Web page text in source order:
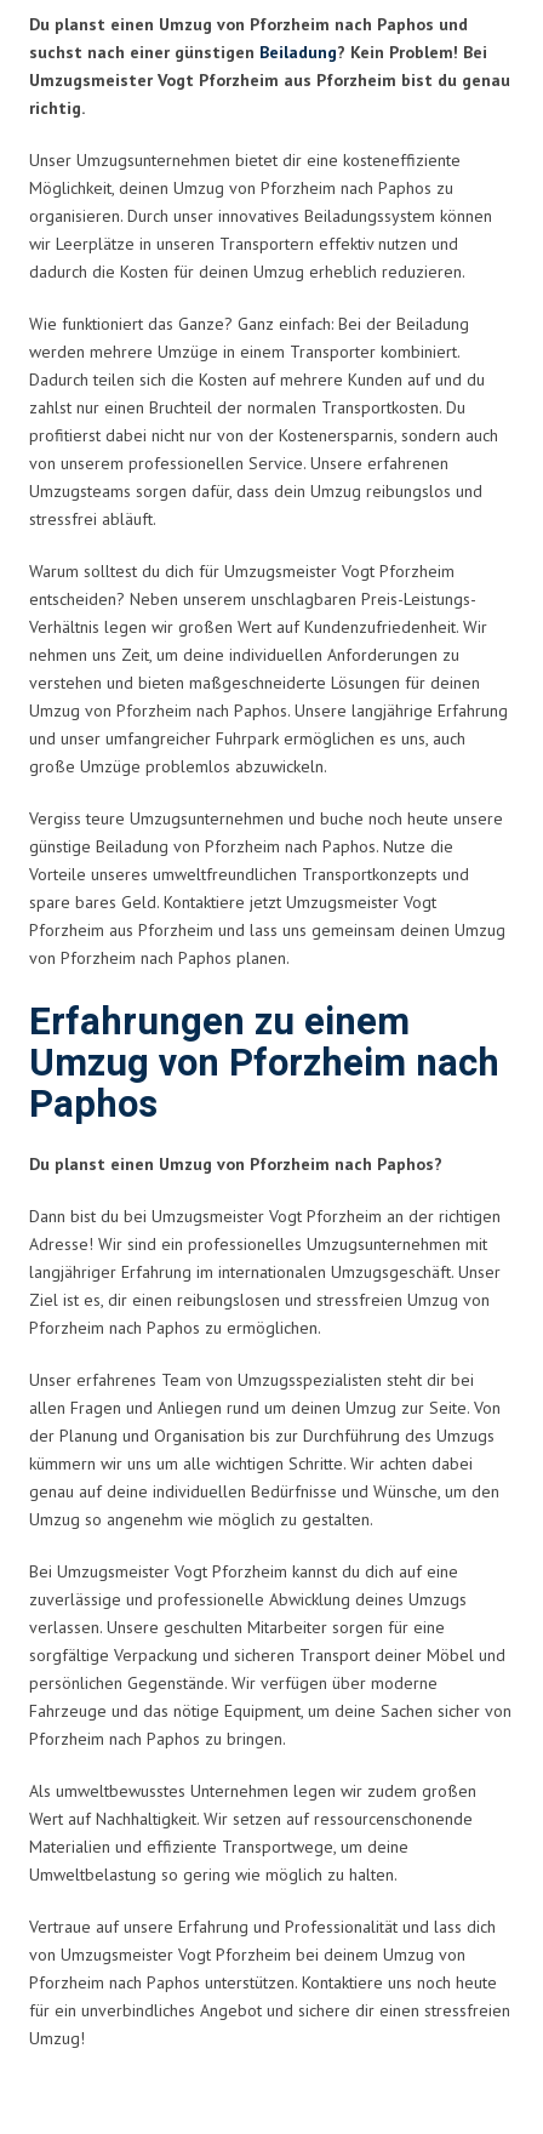
Du planst einen Umzug von Pforzheim nach Paphos und
suchst nach einer günstigen Beiladung? Kein Problem! Bei
Umzugsmeister Vogt Pforzheim aus Pforzheim bist du genau
richtig.
Unser Umzugsunternehmen bietet dir eine kosteneffiziente
Möglichkeit, deinen Umzug von Pforzheim nach Paphos zu
organisieren. Durch unser innovatives Beiladungssystem können
wir Leerplätze in unseren Transportern effektiv nutzen und
dadurch die Kosten für deinen Umzug erheblich reduzieren.
Wie funktioniert das Ganze? Ganz einfach: Bei der Beiladung
werden mehrere Umzüge in einem Transporter kombiniert.
Dadurch teilen sich die Kosten auf mehrere Kunden auf und du
zahlst nur einen Bruchteil der normalen Transportkosten. Du
profitierst dabei nicht nur von der Kostenersparnis, sondern auch
von unserem professionellen Service. Unsere erfahrenen
Umzugsteams sorgen dafür, dass dein Umzug reibungslos und
stressfrei abläuft.
Warum solltest du dich für Umzugsmeister Vogt Pforzheim
entscheiden? Neben unserem unschlagbaren Preis-Leistungs-
Verhältnis legen wir großen Wert auf Kundenzufriedenheit. Wir
nehmen uns Zeit, um deine individuellen Anforderungen zu
verstehen und bieten maßgeschneiderte Lösungen für deinen
Umzug von Pforzheim nach Paphos. Unsere langjährige Erfahrung
und unser umfangreicher Fuhrpark ermöglichen es uns, auch
große Umzüge problemlos abzuwickeln.
Vergiss teure Umzugsunternehmen und buche noch heute unsere
günstige Beiladung von Pforzheim nach Paphos. Nutze die
Vorteile unseres umweltfreundlichen Transportkonzepts und
spare bares Geld. Kontaktiere jetzt Umzugsmeister Vogt
Pforzheim aus Pforzheim und lass uns gemeinsam deinen Umzug
von Pforzheim nach Paphos planen.
Erfahrungen zu einem
Umzug von Pforzheim nach
Paphos
Du planst einen Umzug von Pforzheim nach Paphos?
Dann bist du bei Umzugsmeister Vogt Pforzheim an der richtigen
Adresse! Wir sind ein professionelles Umzugsunternehmen mit
langjähriger Erfahrung im internationalen Umzugsgeschäft. Unser
Ziel ist es, dir einen reibungslosen und stressfreien Umzug von
Pforzheim nach Paphos zu ermöglichen.
Unser erfahrenes Team von Umzugsspezialisten steht dir bei
allen Fragen und Anliegen rund um deinen Umzug zur Seite. Von
der Planung und Organisation bis zur Durchführung des Umzugs
kümmern wir uns um alle wichtigen Schritte. Wir achten dabei
genau auf deine individuellen Bedürfnisse und Wünsche, um den
Umzug so angenehm wie möglich zu gestalten.
Bei Umzugsmeister Vogt Pforzheim kannst du dich auf eine
zuverlässige und professionelle Abwicklung deines Umzugs
verlassen. Unsere geschulten Mitarbeiter sorgen für eine
sorgfältige Verpackung und sicheren Transport deiner Möbel und
persönlichen Gegenstände. Wir verfügen über moderne
Fahrzeuge und das nötige Equipment, um deine Sachen sicher von
Pforzheim nach Paphos zu bringen.
Als umweltbewusstes Unternehmen legen wir zudem großen
Wert auf Nachhaltigkeit. Wir setzen auf ressourcenschonende
Materialien und effiziente Transportwege, um deine
Umweltbelastung so gering wie möglich zu halten.
Vertraue auf unsere Erfahrung und Professionalität und lass dich
von Umzugsmeister Vogt Pforzheim bei deinem Umzug von
Pforzheim nach Paphos unterstützen. Kontaktiere uns noch heute
für ein unverbindliches Angebot und sichere dir einen stressfreien
Umzug!